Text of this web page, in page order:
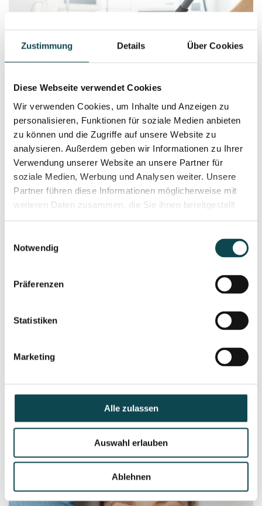
Zustimmung Details Über Cookies
Diese Webseite verwendet Cookies
Wir verwenden Cookies, um Inhalte und Anzeigen zu
personalisieren, Funktionen für soziale Medien anbieten
zu können und die Zugriffe auf unsere Website zu
analysieren. Außerdem geben wir Informationen zu Ihrer
Verwendung unserer Website an unsere Partner für
soziale Medien, Werbung und Analysen weiter. Unsere
Partner führen diese Informationen möglicherweise mit
weiteren Daten zusammen, die Sie ihnen bereitgestellt
Notwendig
Präferenzen
Statistiken
Marketing
Alle zulassen
Auswahl erlauben
Ablehnen
Laser-Haarentfernung